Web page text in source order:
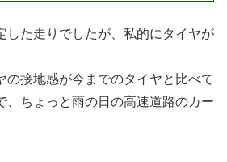
した走りでしたが、私的にタイヤが
の接地感が今までのタイヤと比べて
、ちょっと雨の日の高速道路のカー